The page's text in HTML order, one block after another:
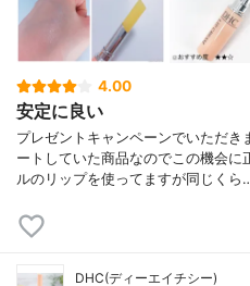
4.00
安定に良い
プレゼントキャンペーンでいただ
ートしていた商品なのでこの機会
ルのリップを使ってますが同じくら
DHC(ディーエイチシー)